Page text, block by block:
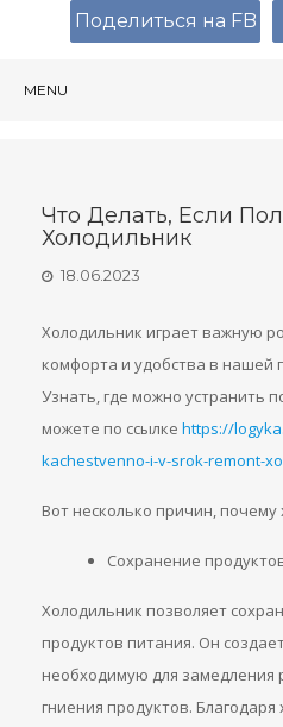
MENU
Что Делать, Если
Холодильник
18.06.2023
Холодильник играет важную
комфорта и удобства в нашей
Узнать, где можно устранить
можете по ссылке https://
kachestvenno-i-v-srok-remont-
Вот несколько причин,
Сохранение
Холодильник позволяет
продуктов питания. Он
необходимую для замедления
гниения продуктов.
Поделиться на FB